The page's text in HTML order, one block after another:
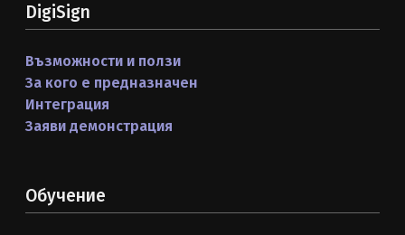
DigiSign
Възможности и ползи
За кого е предназначен
Интеграция
Заяви демонстрация
Обучение